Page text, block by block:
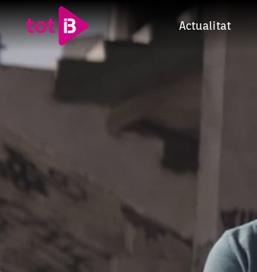
Actualitat